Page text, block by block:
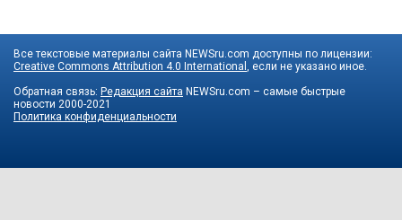
Все текстовые материалы сайта NEWSru.com доступны по лицензии:
Creative Commons Attribution 4.0 International , если не указано иное.
Обратная связь: Редакция сайта NEWSru.com – самые быстрые
новости 2000-2021
Политика конфиденциальности